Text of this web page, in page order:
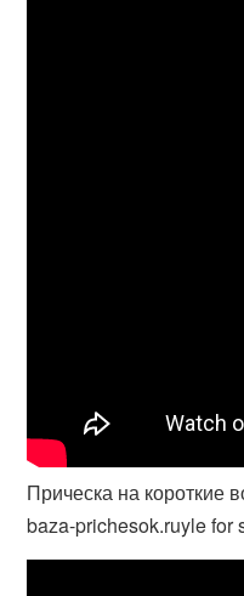
Прическа на короткие
baza-prichesok.ruyle for